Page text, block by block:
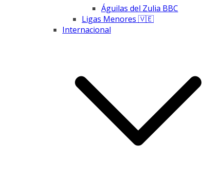
Águilas del Zulia BBC
Ligas Menores 🇻🇪
Internacional